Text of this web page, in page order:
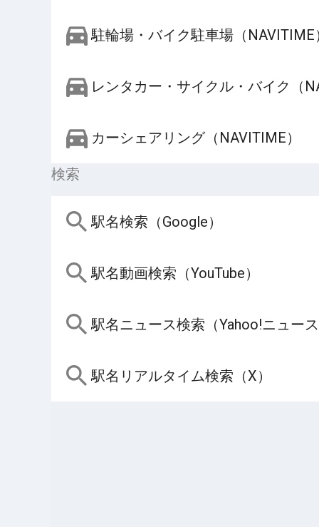
駐輪場・バイク駐車場（NAVITIME
レンタカー・サイクル・バイク（
カーシェアリング（NAVITIME）
検索
駅名検索（Google）
駅名動画検索（YouTube）
駅名ニュース検索（Yahoo!ニュー
駅名リアルタイム検索（X）